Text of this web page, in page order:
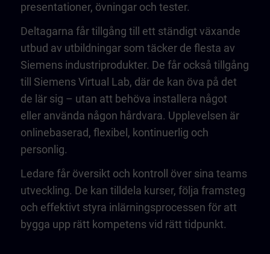
presentationer, övningar och tester.
Deltagarna får tillgång till ett ständigt växande
utbud av utbildningar som täcker de flesta av
Siemens industriprodukter. De får också tillgång
till Siemens Virtual Lab, där de kan öva på det
de lär sig – utan att behöva installera något
eller använda någon hårdvara. Upplevelsen är
onlinebaserad, flexibel, kontinuerlig och
personlig.
Ledare får översikt och kontroll över sina teams
utveckling. De kan tilldela kurser, följa framsteg
och effektivt styra inlärningsprocessen för att
bygga upp rätt kompetens vid rätt tidpunkt.